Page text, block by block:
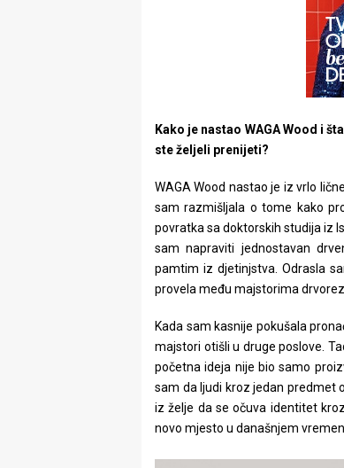
Kako je nastao WAGA Wood i
ste željeli prenijeti?
WAGA Wood nastao je iz vrlo
sam razmišljala o tome kako
povratka sa doktorskih studija iz
sam napraviti jednostavan
pamtim iz djetinjstva. Odrasla
provela među majstorima
Kada sam kasnije pokušala
majstori otišli u druge poslove.
početna ideja nije bio samo
sam da ljudi kroz jedan predmet
iz želje da se očuva identitet
novo mjesto u današnjem